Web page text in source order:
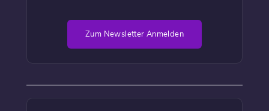
Zum Newsletter Anmelden